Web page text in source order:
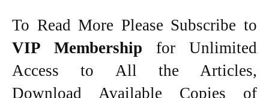
To Read More Please Subscribe to
VIP Membership for Unlimited
Access to All the Articles,
Download Available Copies of